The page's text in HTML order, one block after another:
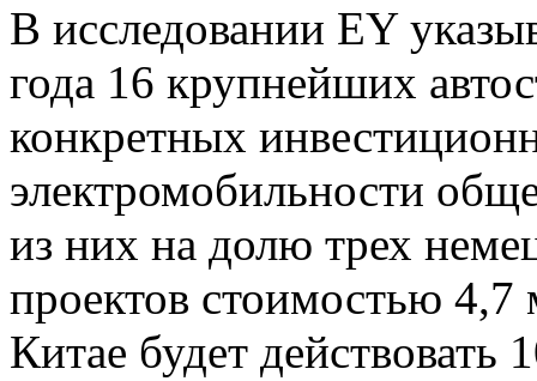
В исследовании EY
года 16 крупнейших
конкретных
электромобильности
из них на долю трех
проектов стоимостью
Китае будет действовать